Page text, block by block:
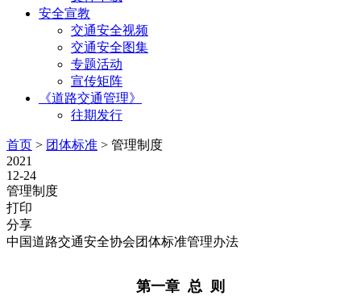
安全宣教
交通安全视频
交通安全图集
专题活动
宣传矩阵
《道路交通管理》
往期发行
首页 > 团体标准 > 管理制度
2021
12-24
管理制度
打印
分享
中国道路交通安全协会团体标准管理办法
第一章 总 则